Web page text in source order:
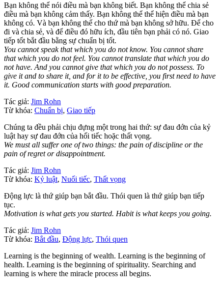
Bạn không thể nói điều mà bạn không biết. Bạn không thể chia sẻ
điều mà bạn không cảm thấy. Bạn không thể thể hiện điều mà bạn
không có. Và bạn không thể cho thứ mà bạn không sở hữu. Để cho
đi và chia sẻ, và để điều đó hữu ích, đầu tiên bạn phải có nó. Giao
tiếp tốt bắt đầu bằng sự chuẩn bị tốt.
You cannot speak that which you do not know. You cannot share
that which you do not feel. You cannot translate that which you do
not have. And you cannot give that which you do not possess. To
give it and to share it, and for it to be effective, you first need to have
it. Good communication starts with good preparation.
Tác giả: Jim Rohn
Từ khóa: Chuẩn bị, Giao tiếp
Chúng ta đều phải chịu đựng một trong hai thứ: sự đau đớn của kỷ
luật hay sự đau đớn của hối tiếc hoặc thất vọng.
We must all suffer one of two things: the pain of discipline or the
pain of regret or disappointment.
Tác giả: Jim Rohn
Từ khóa: Kỷ luật, Nuối tiếc, Thất vọng
Động lực là thứ giúp bạn bắt đầu. Thói quen là thứ giúp bạn tiếp
tục.
Motivation is what gets you started. Habit is what keeps you going.
Tác giả: Jim Rohn
Từ khóa: Bắt đầu, Động lực, Thói quen
Learning is the beginning of wealth. Learning is the beginning of
health. Learning is the beginning of spirituality. Searching and
learning is where the miracle process all begins.